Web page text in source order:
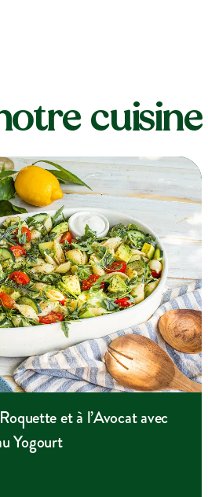
cuisine
et à l’Avocat avec
Yogourt